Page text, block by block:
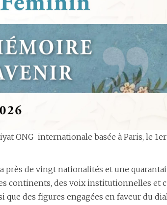
ONG internationale basée à Paris, le
près de vingt nationalités et une
continents, des voix institutionnelles et
des figures engagées en faveur du